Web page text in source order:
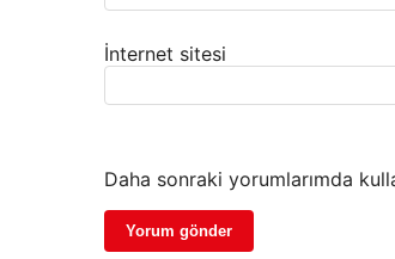
İnternet sitesi
Daha sonraki yorumlarımda